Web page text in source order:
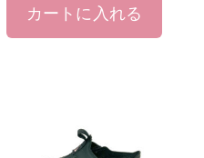
カートに入れる